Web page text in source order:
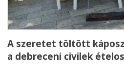
A szeretet töltött
a debreceni civilek